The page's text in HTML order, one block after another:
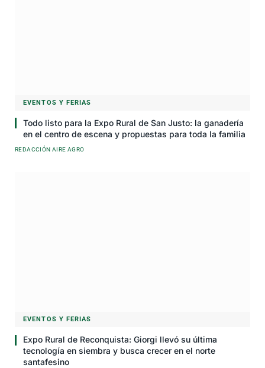
EVENTOS Y FERIAS
Todo listo para la Expo Rural de San Justo: la ganadería
en el centro de escena y propuestas para toda la familia
REDACCIÓN AIRE AGRO
EVENTOS Y FERIAS
Expo Rural de Reconquista: Giorgi llevó su última
tecnología en siembra y busca crecer en el norte
santafesino